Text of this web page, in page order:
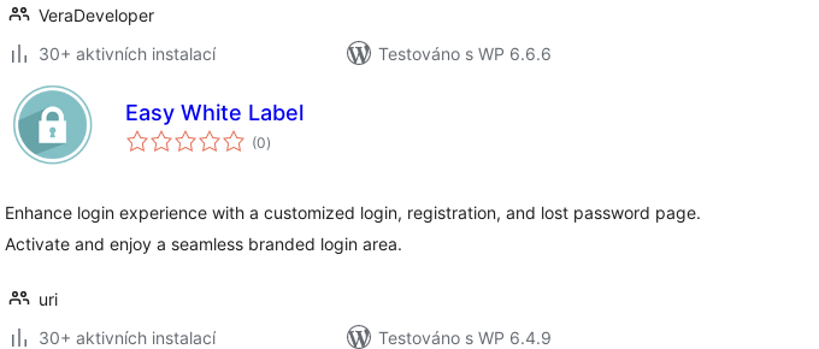
VeraDeveloper
30+ aktivních instalací
Testováno s WP 6.6.6
Easy White Label
(0celkové
hodnocení
)
Enhance login experience with a customized login, registration, and lost password page.
Activate and enjoy a seamless branded login area.
uri
30+ aktivních instalací
Testováno s WP 6.4.9